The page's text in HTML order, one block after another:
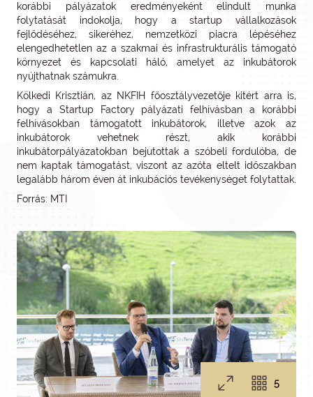
korábbi pályázatok eredményeként elindult munka
folytatását indokolja, hogy a startup vállalkozások
fejlődéséhez, sikeréhez, nemzetközi piacra lépéséhez
elengedhetetlen az a szakmai és infrastrukturális támogató
környezet és kapcsolati háló, amelyet az inkubátorok
nyújthatnak számukra.
Kölkedi Krisztián, az NKFIH főosztályvezetője kitért arra is,
hogy a Startup Factory pályázati felhívásban a korábbi
felhívásokban támogatott inkubátorok, illetve azok az
inkubátorok vehetnek részt, akik korábbi
inkubátorpályázatokban bejutottak a szóbeli fordulóba, de
nem kaptak támogatást, viszont az azóta eltelt időszakban
legalább három éven át inkubációs tevékenységet folytattak.
Forrás: MTI
5